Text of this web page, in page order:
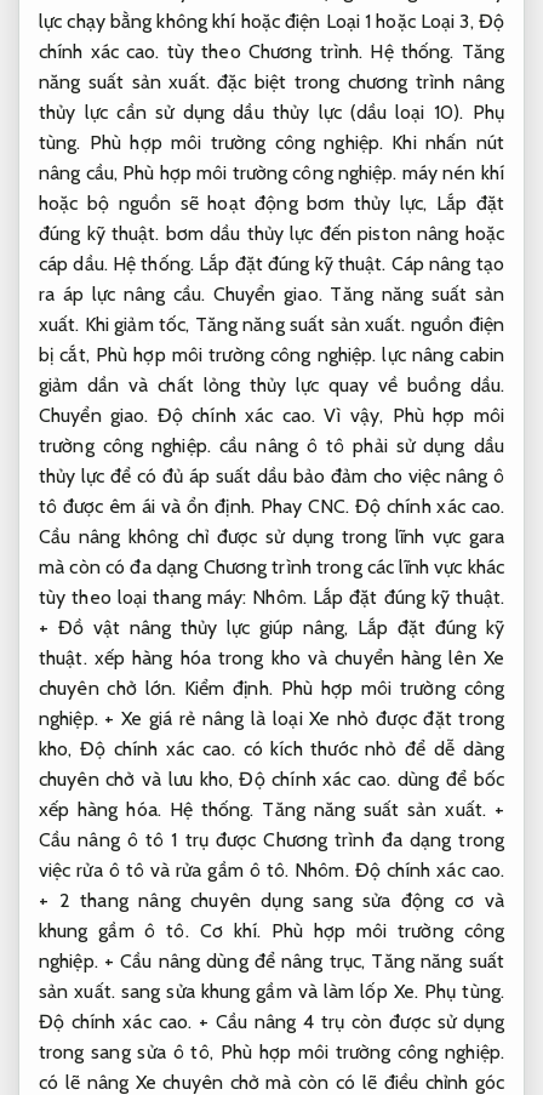
lực chạy bằng không khí hoặc điện Loại 1 hoặc Loại 3, Độ
chính xác cao. tùy theo Chương trình. Hệ thống. Tăng
năng suất sản xuất. đặc biệt trong chương trình nâng
thủy lực cần sử dụng dầu thủy lực (dầu loại 10). Phụ
tùng. Phù hợp môi trường công nghiệp. Khi nhấn nút
nâng cầu, Phù hợp môi trường công nghiệp. máy nén khí
hoặc bộ nguồn sẽ hoạt động bơm thủy lực, Lắp đặt
đúng kỹ thuật. bơm dầu thủy lực đến piston nâng hoặc
cáp dầu. Hệ thống. Lắp đặt đúng kỹ thuật. Cáp nâng tạo
ra áp lực nâng cầu. Chuyển giao. Tăng năng suất sản
xuất. Khi giảm tốc, Tăng năng suất sản xuất. nguồn điện
bị cắt, Phù hợp môi trường công nghiệp. lực nâng cabin
giảm dần và chất lỏng thủy lực quay về buồng dầu.
Chuyển giao. Độ chính xác cao. Vì vậy, Phù hợp môi
trường công nghiệp. cầu nâng ô tô phải sử dụng dầu
thủy lực để có đủ áp suất dầu bảo đảm cho việc nâng ô
tô được êm ái và ổn định. Phay CNC. Độ chính xác cao.
Cầu nâng không chỉ được sử dụng trong lĩnh vực gara
mà còn có đa dạng Chương trình trong các lĩnh vực khác
tùy theo loại thang máy: Nhôm. Lắp đặt đúng kỹ thuật.
+ Đồ vật nâng thủy lực giúp nâng, Lắp đặt đúng kỹ
thuật. xếp hàng hóa trong kho và chuyển hàng lên Xe
chuyên chở lớn. Kiểm định. Phù hợp môi trường công
nghiệp. + Xe giá rẻ nâng là loại Xe nhỏ được đặt trong
kho, Độ chính xác cao. có kích thước nhỏ để dễ dàng
chuyên chở và lưu kho,Độ chính xác cao. dùng để bốc
xếp hàng hóa. Hệ thống. Tăng năng suất sản xuất. +
Cầu nâng ô tô 1 trụ được Chương trình đa dạng trong
việc rửa ô tô và rửa gầm ô tô. Nhôm. Độ chính xác cao.
+ 2 thang nâng chuyên dụng sang sửa động cơ và
khung gầm ô tô. Cơ khí. Phù hợp môi trường công
nghiệp. + Cầu nâng dùng để nâng trục, Tăng năng suất
sản xuất. sang sửa khung gầm và làm lốp Xe. Phụ tùng.
Độ chính xác cao. + Cầu nâng 4 trụ còn được sử dụng
trong sang sửa ô tô, Phù hợp môi trường công nghiệp.
có lẽ nâng Xe chuyên chở mà còn có lẽ điều chỉnh góc